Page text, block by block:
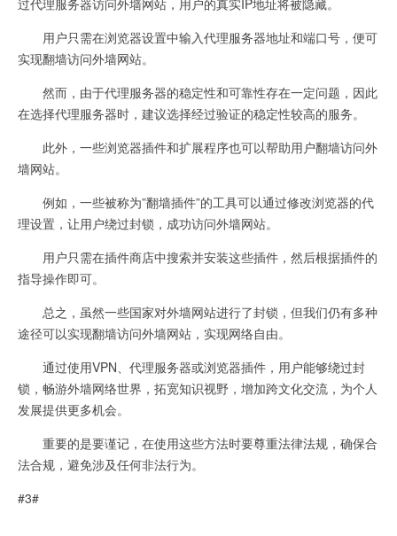
过代理服务器访问外墙网站，用户的真实IP地址将被隐藏。
用户只需在浏览器设置中输入代理服务器地址和端口号，便可
实现翻墙访问外墙网站。
然而，由于代理服务器的稳定性和可靠性存在一定问题，因此
在选择代理服务器时，建议选择经过验证的稳定性较高的服务。
此外，一些浏览器插件和扩展程序也可以帮助用户翻墙访问外
墙网站。
例如，一些被称为”翻墙插件”的工具可以通过修改浏览器的代
理设置，让用户绕过封锁，成功访问外墙网站。
用户只需在插件商店中搜索并安装这些插件，然后根据插件的
指导操作即可。
总之，虽然一些国家对外墙网站进行了封锁，但我们仍有多种
途径可以实现翻墙访问外墙网站，实现网络自由。
通过使用VPN、代理服务器或浏览器插件，用户能够绕过封
锁，畅游外墙网络世界，拓宽知识视野，增加跨文化交流，为个人
发展提供更多机会。
重要的是要谨记，在使用这些方法时要尊重法律法规，确保合
法合规，避免涉及任何非法行为。
#3#